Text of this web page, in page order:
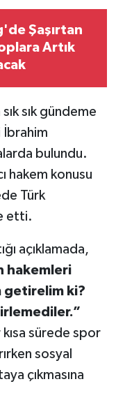
Şaşırtan
Artık
sık gündeme
İbrahim
bulundu.
hakem konusu
Türk
etti.
açıklamada,
hakemleri
getirelim ki?
kısa sürede spor
sosyal
çıkmasına